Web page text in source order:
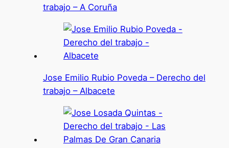
trabajo – A Coruña
Jose Emilio Rubio Poveda – Derecho del
trabajo – Albacete